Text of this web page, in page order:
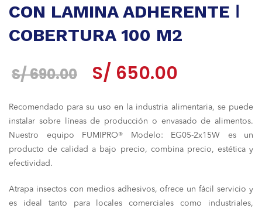
CON LAMINA ADHERENTE ǀ
COBERTURA 100 M2
S/690.00
El
original
era:
S/ 650.00
actual
es:
Recomendado para su uso en la industria alimentaria, se puede
instalar sobre líneas de producción o envasado de alimentos.
Nuestro equipo FUMIPRO® Modelo: EG05-2x15W es un
producto de calidad a bajo precio, combina precio, estética y
efectividad.
Atrapa insectos con medios adhesivos, ofrece un fácil servicio y
es ideal tanto para locales comerciales como industriales,